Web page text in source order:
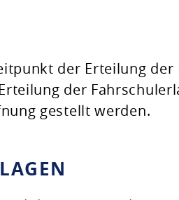
der Erteilung
der
gestellt werden.